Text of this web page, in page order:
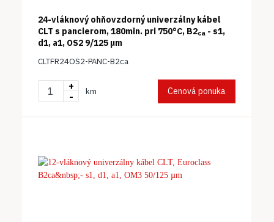
24-vláknový ohňovzdorný univerzálny kábel
CLT s pancierom, 180min. pri 750°C, B2ca - s1,
d1, a1, OS2 9/125 μm
CLTFR24OS2-PANC-B2ca
+
-
km Cenová ponuka